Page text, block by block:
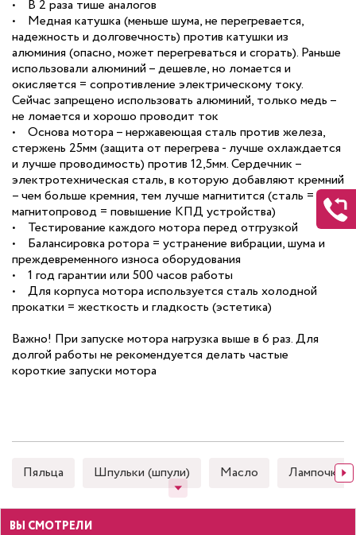
• В 2 раза тише аналогов
• Медная катушка (меньше шума, не перегревается,
надежность и долговечность) против катушки из
алюминия (опасно, может перегреваться и сгорать). Раньше
использовали алюминий – дешевле, но ломается и
окисляется = сопротивление электрическому току.
Сейчас запрещено использовать алюминий, только медь –
не ломается и хорошо проводит ток
• Основа мотора – нержавеющая сталь против железа,
стержень 25мм (защита от перегрева - лучше охлаждается
и лучше проводимость) против 12,5мм. Сердечник –
электротехническая сталь, в которую добавляют кремний
– чем больше кремния, тем лучше магнитится (сталь =
магнитопровод = повышение КПД устройства)
• Тестирование каждого мотора перед отгрузкой
• Балансировка ротора = устранение вибрации, шума и
преждевременного износа оборудования
• 1 год гарантии или 500 часов работы
• Для корпуса мотора используется сталь холодной
прокатки = жесткость и гладкость (эстетика)
Важно! При запуске мотора нагрузка выше в 6 раз. Для
долгой работы не рекомендуется делать частые
короткие запуски мотора
Пяльца Шпульки (шпули) Масло Лампочки
ВЫ СМОТРЕЛИ